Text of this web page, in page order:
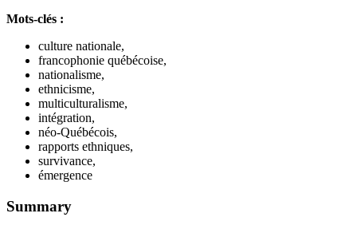
Mots-clés :
culture nationale,
francophonie québécoise,
nationalisme,
ethnicisme,
multiculturalisme,
intégration,
néo-Québécois,
rapports ethniques,
survivance,
émergence
Summary